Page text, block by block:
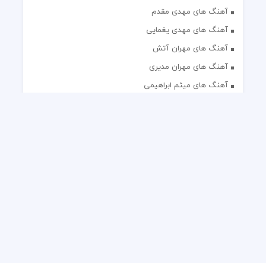
آهنگ های مهدی مقدم
آهنگ های مهدی یغمایی
آهنگ های مهران آتش
آهنگ های مهران مدیری
آهنگ های میثم ابراهیمی